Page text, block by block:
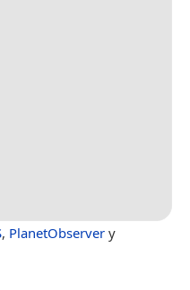
, PlanetObserver y